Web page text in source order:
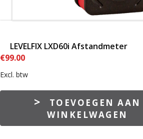
LEVELFIX LXD60i Afstandmeter
€99.00
Excl. btw
LEVELFIX
Afstandmeter
aantal
TOEVOEGEN AAN
WINKELWAGEN